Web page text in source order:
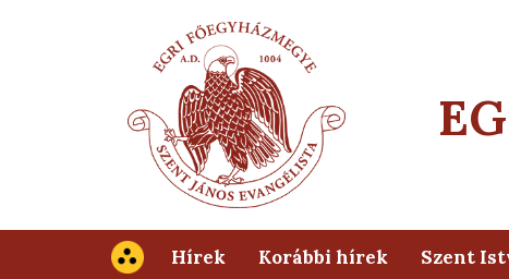
Hírek Korábbi hírek Szent